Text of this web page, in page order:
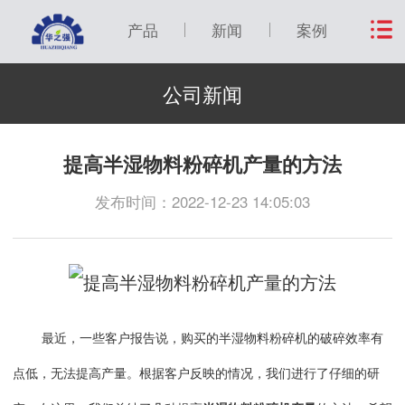
产品 新闻 案例
公司新闻
提高半湿物料粉碎机产量的方法
发布时间：2022-12-23 14:05:03
最近，一些客户报告说，购买的半湿物料粉碎机的破碎效率有
点低，无法提高产量。根据客户反映的情况，我们进行了仔细的研